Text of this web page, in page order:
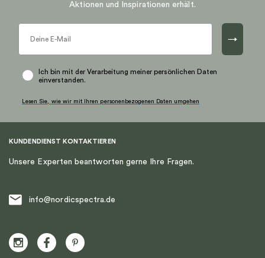
Aktionen und Inspirationen erhält.
→
Ich bin mit der Verarbeitung meiner persönlichen Daten
einverstanden.
Lesen Sie, wie wir mit Ihren personenbezogenen Daten umgehen
KUNDENDIENST KONTAKTIEREN
Unsere Experten beantworten gerne Ihre Fragen.
info@nordicspectra.de